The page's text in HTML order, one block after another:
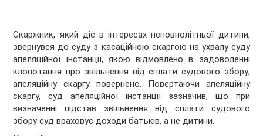
Скаржник, який діє в інтересах неповнолітньої дитини,
звернувся до суду з касаційною скаргою на ухвалу суду
апеляційної інстанції, якою відмовлено в задоволенні
клопотання про звільнення від сплати судового збору;
апеляційну скаргу повернено. Повертаючи апеляційну
скаргу, суд апеляційної інстанції зазначив, що при
визначенні підстав звільнення від сплати судового
збору суд враховує доходи батьків, а не дитини.